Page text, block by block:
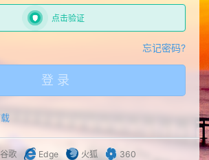
点击验证
忘记密码?
登 录
谷歌 Edge 火狐 360